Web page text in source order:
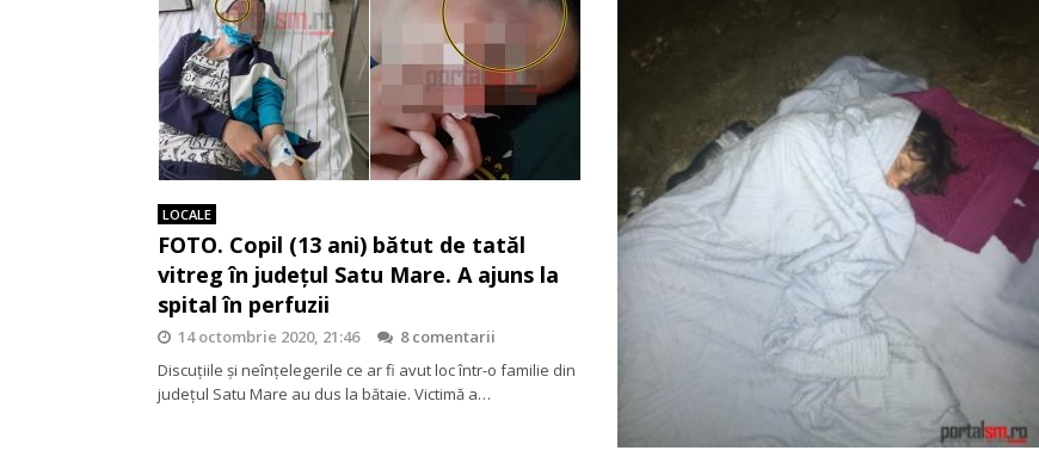
LOCALE
FOTO. Copil (13 ani) bătut de tatăl
vitreg în județul Satu Mare. A ajuns la
spital în perfuzii
14 octombrie 2020, 21:46
8 comentarii
Discuțiile și neînțelegerile ce ar fi avut loc într-o familie din
județul Satu Mare au dus la bătaie. Victimă a…